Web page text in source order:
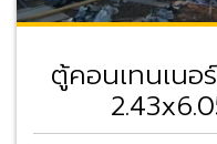
ตู้คอนเทนเนอ